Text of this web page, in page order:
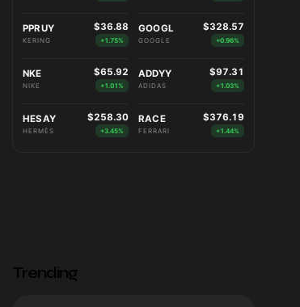
PPRUY
KERING
$36.88
+1.75%
GOOGL
GOOGLE
$328.57
+0.96%
NKE
NIKE
$65.92
+1.01%
ADDYY
ADIDAS
$97.31
+1.03%
HESAY
HERMÈS
$258.30
+3.45%
RACE
FERRARI
$376.19
+1.44%
Trending